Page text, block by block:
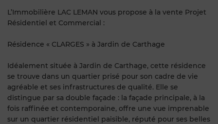
L’Immobilière LAC LEMAN vous propose à la vente Projet
Résidentiel et Commercial :
Résidence « CLARGES » à Jardin de Carthage
Idéalement située à Jardin de Carthage, cette résidence
se trouve dans un quartier prisé pour son cadre de vie
agréable et ses infrastructures de qualité. Elle se
distingue par sa double façade : la façade principale, à la
fois raffinée et contemporaine, offre une vue imprenable
sur un quartier résidentiel paisible, réputé pour ses belles